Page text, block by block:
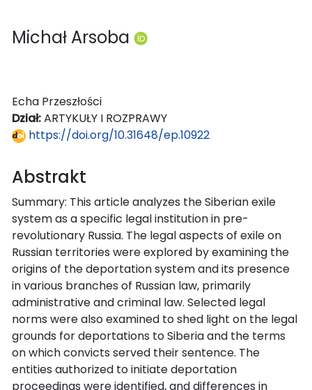
Michał Arsoba
Echa Przeszłości
Dział:ARTYKUŁY I ROZPRAWY
https://doi.org/10.31648/ep.10922
Abstrakt
Summary: This article analyzes the Siberian exile
system as a specific legal institution in pre-
revolutionary Russia. The legal aspects of exile on
Russian territories were explored by examining the
origins of the deportation system and its presence
in various branches of Russian law, primarily
administrative and criminal law. Selected legal
norms were also examined to shed light on the legal
grounds for deportations to Siberia and the terms
on which convicts served their sentence. The
entities authorized to initiate deportation
proceedings were identified, and differences in